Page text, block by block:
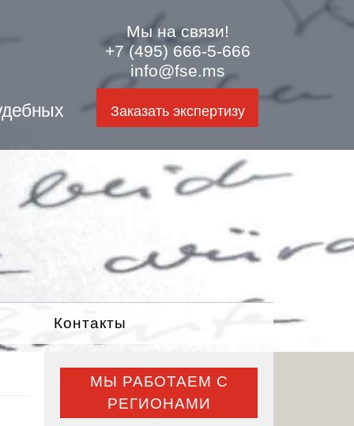
Мы на связи!
+7 (495) 666-5-666
info@fse.ms
Заказать экспертизу
Контакты
МЫ РАБОТАЕМ С
РЕГИОНАМИ